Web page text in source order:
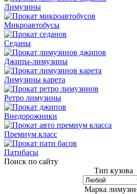
Лимузины
Микроавтобусы
Седаны
Джипы-лимузины
Лимузины карета
Ретро лимузины
Внедорожники
Премиум класс
Патибасы
Поиск по сайту
Тип кузова
Марка